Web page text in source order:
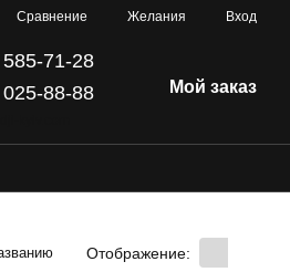
Сравнение Желания Вход
71-28
88-88
Мой заказ
Отображение: